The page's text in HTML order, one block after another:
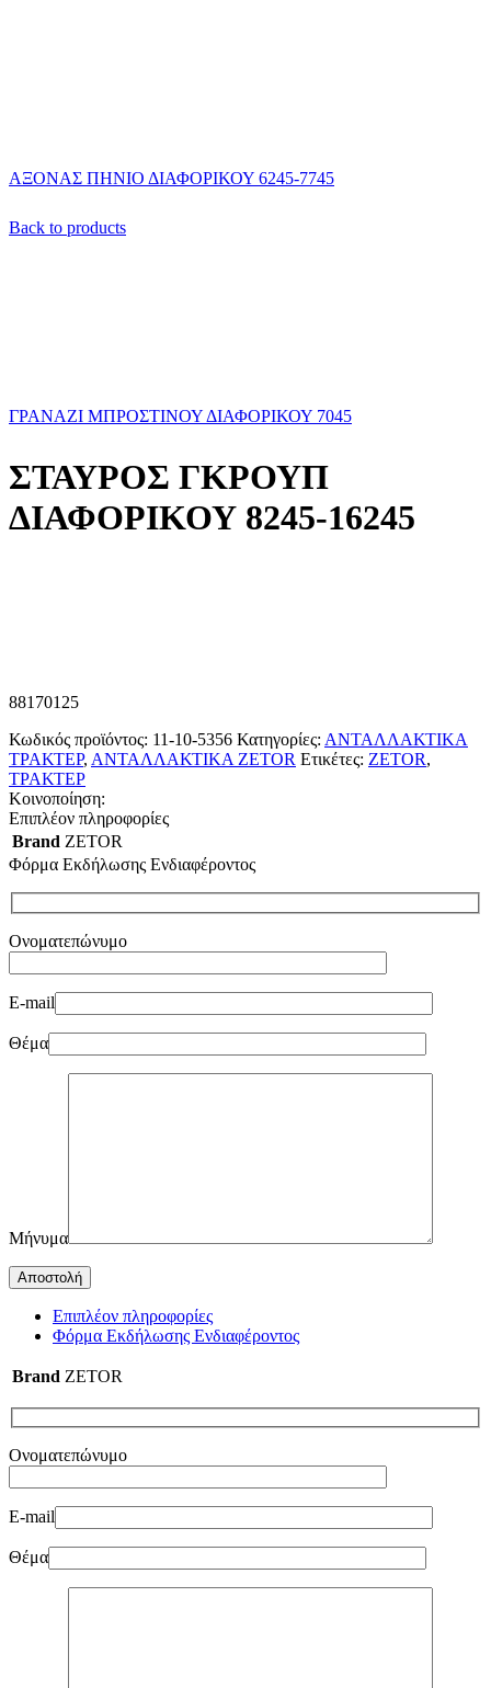
ΑΞΟΝΑΣ ΠΗΝΙΟ ΔΙΑΦΟΡΙΚΟΥ 6245-7745
Back to products
ΓΡΑΝΑΖΙ ΜΠΡΟΣΤΙΝΟΥ ΔΙΑΦΟΡΙΚΟΥ 7045
ΣΤΑΥΡΟΣ ΓΚΡΟΥΠ
ΔΙΑΦΟΡΙΚΟΥ 8245-16245
88170125
Κωδικός προϊόντος: 11-10-5356 Κατηγορίες: ΑΝΤΑΛΛΑΚΤΙΚΑ
ΤΡΑΚΤΕΡ, ΑΝΤΑΛΛΑΚΤΙΚΑ ZETOR Ετικέτες: ZETOR,
ΤΡΑΚΤΕΡ
Κοινοποίηση:
Επιπλέον πληροφορίες
Brand ZETOR
Φόρμα Εκδήλωσης Ενδιαφέροντος
Ονοματεπώνυμο
E-mail
Θέμα
Μήνυμα
Επιπλέον πληροφορίες
Φόρμα Εκδήλωσης Ενδιαφέροντος
Brand ZETOR
Ονοματεπώνυμο
E-mail
Θέμα